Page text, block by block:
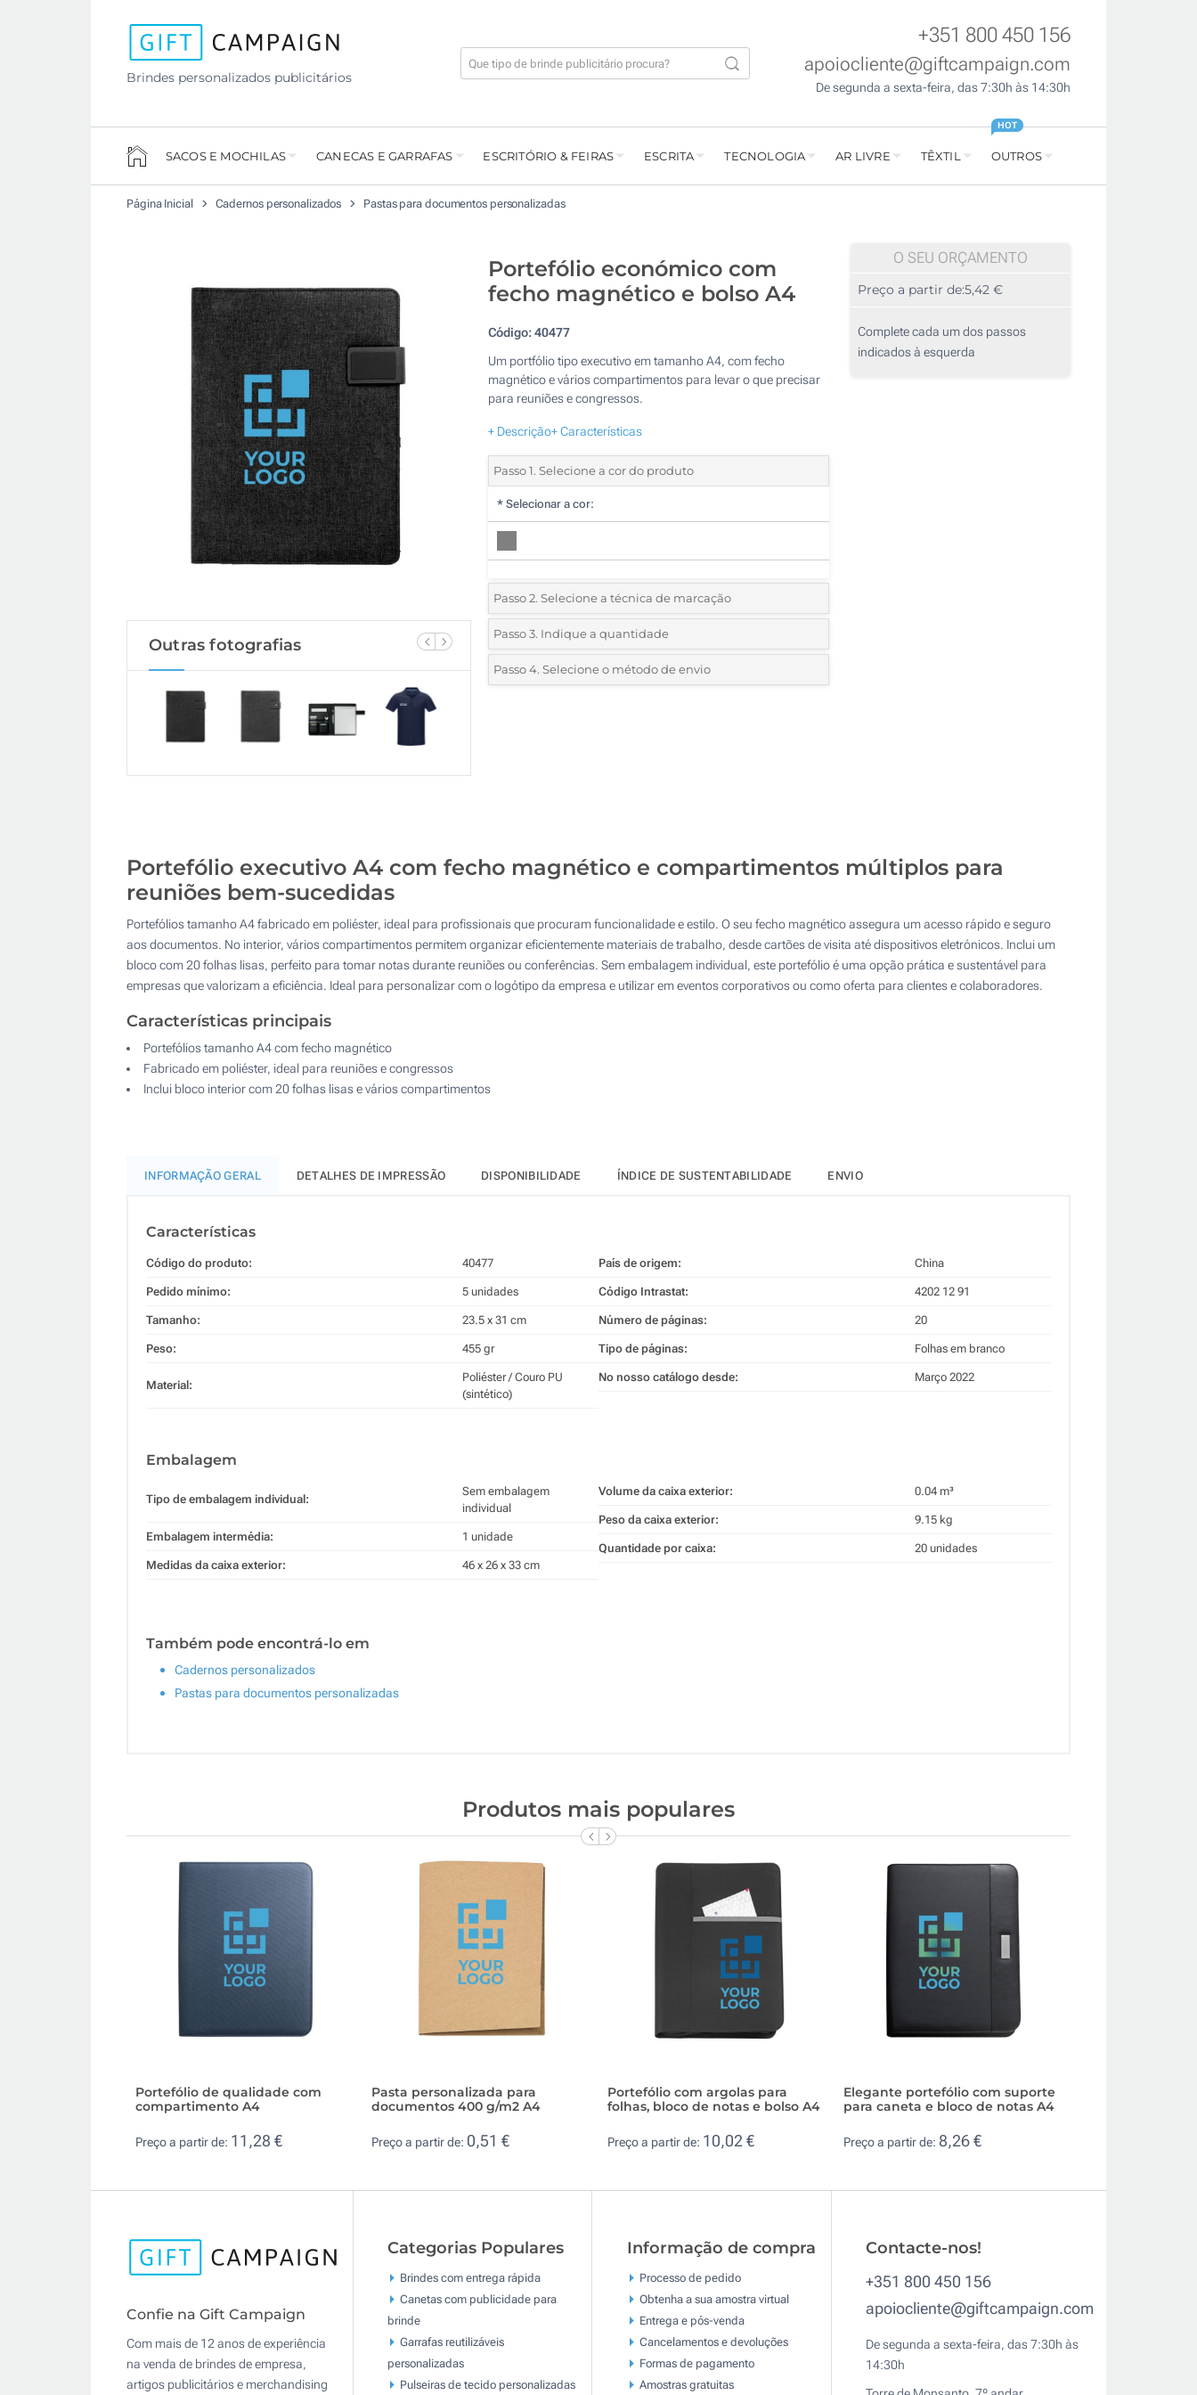
Brindes personalizados publicitários
+351 800 450 156
apoiocliente@giftcampaign.com
De segunda a sexta-feira, das 7:30h às 14:30h
SACOS E MOCHILAS CANECAS E GARRAFAS ESCRITÓRIO & FEIRAS ESCRITA TECNOLOGIA AR LIVRE TÊXTIL OUTROS
HOT
Página Inicial Cadernos personalizados Pastas para documentos personalizadas
Outras fotografias
Portefólio económico com
fecho magnético e bolso A4
Código:40477
Um portfólio tipo executivo em tamanho A4, com fecho
magnético e vários compartimentos para levar o que precisar
para reuniões e congressos.
+ Descrição+ Características
Passo 1. Selecione a cor do produto
* Selecionar a cor:
Passo 2. Selecione a técnica de marcação
*Selecione o tipo de marcação e as cores do logotipo:
1 Cor (Num lado)
Passo 3. Indique a quantidade
*Quantidade mínima:5
Atualizar
Passo 4. Selecione o método de envio
O SEU ORÇAMENTO
Preço a partir de:5,42 €
Complete cada um dos passos
indicados à esquerda
Portefólio executivo A4 com fecho magnético e compartimentos múltiplos para
reuniões bem-sucedidas
Portefólios tamanho A4 fabricado em poliéster, ideal para profissionais que procuram funcionalidade e estilo. O seu fecho magnético assegura um acesso rápido e seguro
aos documentos. No interior, vários compartimentos permitem organizar eficientemente materiais de trabalho, desde cartões de visita até dispositivos eletrónicos. Inclui um
bloco com 20 folhas lisas, perfeito para tomar notas durante reuniões ou conferências. Sem embalagem individual, este portefólio é uma opção prática e sustentável para
empresas que valorizam a eficiência. Ideal para personalizar com o logótipo da empresa e utilizar em eventos corporativos ou como oferta para clientes e colaboradores.
Características principais
Portefólios tamanho A4 com fecho magnético
Fabricado em poliéster, ideal para reuniões e congressos
Inclui bloco interior com 20 folhas lisas e vários compartimentos
INFORMAÇÃO GERAL DETALHES DE IMPRESSÃO DISPONIBILIDADE ÍNDICE DE SUSTENTABILIDADE ENVIO
Características
Código do produto: 40477
Pedido mínimo: 5 unidades
Tamanho: 23.5 x 31 cm
Peso: 455 gr
Material:
Poliéster / Couro PU
(sintético)
País de origem: China
Código Intrastat: 4202 12 91
Número de páginas: 20
Tipo de páginas: Folhas em branco
No nosso catálogo desde: Março 2022
Embalagem
Tipo de embalagem individual:
Sem embalagem
individual
Embalagem intermédia: 1 unidade
Medidas da caixa exterior: 46 x 26 x 33 cm
Volume da caixa exterior: 0.04 m³
Peso da caixa exterior: 9.15 kg
Quantidade por caixa: 20 unidades
Também pode encontrá-lo em
Cadernos personalizados
Pastas para documentos personalizadas
Produtos mais populares
Portefólio de qualidade com
compartimento A4
Preço a partir de: 11,28 €
Pasta personalizada para
documentos 400 g/m2 A4
Preço a partir de: 0,51 €
Portefólio com argolas para
folhas, bloco de notas e bolso A4
Preço a partir de: 10,02 €
Elegante portefólio com suporte
para caneta e bloco de notas A4
Preço a partir de: 8,26 €
Confie na Gift Campaign
Com mais de 12 anos de experiência
na venda de brindes de empresa,
artigos publicitários e merchandising
Categorias Populares
Brindes com entrega rápida
Canetas com publicidade para
brinde
Garrafas reutilizáveis
personalizadas
Pulseiras de tecido personalizadas
Informação de compra
Processo de pedido
Obtenha a sua amostra virtual
Entrega e pós-venda
Cancelamentos e devoluções
Formas de pagamento
Amostras gratuitas
Contacte-nos!
+351 800 450 156
apoiocliente@giftcampaign.com
De segunda a sexta-feira, das 7:30h às
14:30h